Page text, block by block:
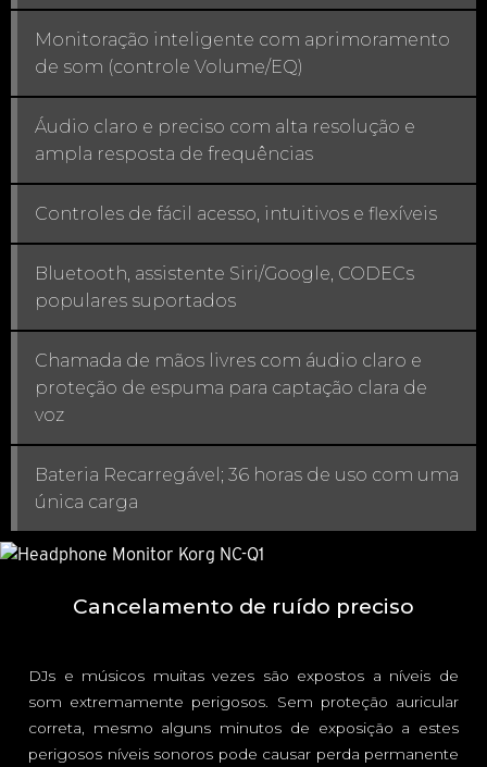
Monitoração inteligente com aprimoramento
de som (controle Volume/EQ)
Áudio claro e preciso com alta resolução e
ampla resposta de frequências
Controles de fácil acesso, intuitivos e flexíveis
Bluetooth, assistente Siri/Google, CODECs
populares suportados
Chamada de mãos livres com áudio claro e
proteção de espuma para captação clara de
voz
Bateria Recarregável; 36 horas de uso com uma
única carga
Cancelamento de ruído preciso
DJs e músicos muitas vezes são expostos a níveis de
som extremamente perigosos. Sem proteção auricular
correta, mesmo alguns minutos de exposição a estes
perigosos níveis sonoros pode causar perda permanente